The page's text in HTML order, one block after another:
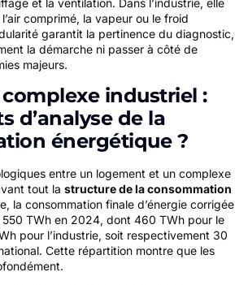
et la ventilation. Dans l’industrie, elle
comprimé, la vapeur ou le froid
garantit la pertinence du diagnostic,
la démarche ni passer à côté de
majeurs.
industriel :
d’analyse de la
énergétique ?
entre un logement et un complexe
tout la structure de la consommation
la consommation finale d’énergie corrigée
TWh en 2024, dont 460 TWh pour le
pour l’industrie, soit respectivement 30
Cette répartition montre que les